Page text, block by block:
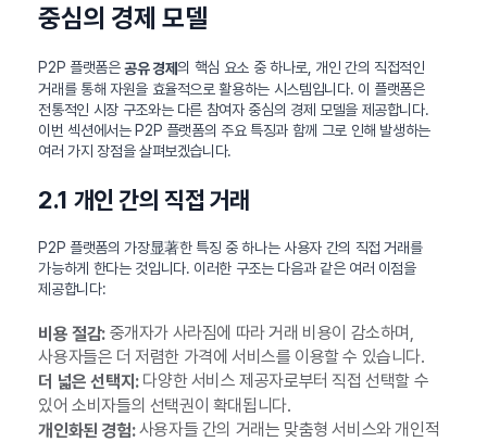
중심의 경제 모델
P2P 플랫폼은공유 경제의 핵심 요소 중 하나로, 개인 간의 직접적인
거래를 통해 자원을 효율적으로 활용하는 시스템입니다. 이 플랫폼은
전통적인 시장 구조와는 다른 참여자 중심의 경제 모델을 제공합니다.
이번 섹션에서는 P2P 플랫폼의 주요 특징과 함께 그로 인해 발생하는
여러 가지 장점을 살펴보겠습니다.
2.1 개인 간의 직접 거래
P2P 플랫폼의 가장显著한 특징 중 하나는 사용자 간의 직접 거래를
가능하게 한다는 것입니다. 이러한 구조는 다음과 같은 여러 이점을
제공합니다:
비용 절감:중개자가 사라짐에 따라 거래 비용이 감소하며,
사용자들은 더 저렴한 가격에 서비스를 이용할 수 있습니다.
더 넓은 선택지:다양한 서비스 제공자로부터 직접 선택할 수
있어 소비자들의 선택권이 확대됩니다.
개인화된 경험:사용자들 간의 거래는 맞춤형 서비스와 개인적